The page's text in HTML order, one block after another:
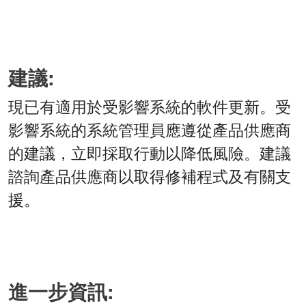
建議:
現已有適用於受影響系統的軟件更新。受
影響系統的系統管理員應遵從產品供應商
的建議，立即採取行動以降低風險。建議
諮詢產品供應商以取得修補程式及有關支
援。
進一步資訊: